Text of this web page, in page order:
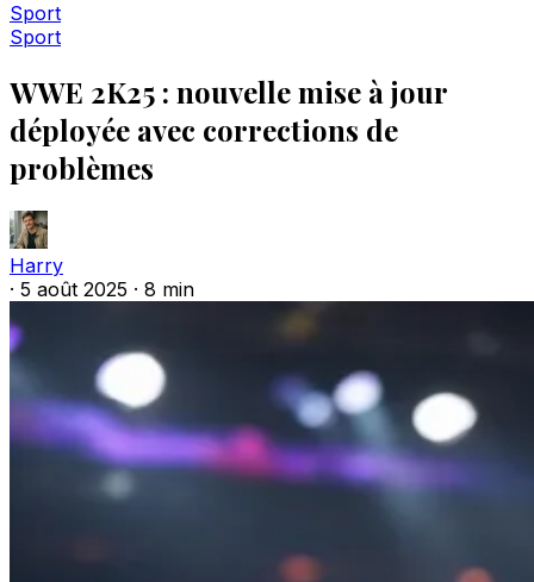
Sport
Sport
WWE 2K25 : nouvelle mise à jour
déployée avec corrections de
problèmes
Harry
· 5 août 2025 · 8 min